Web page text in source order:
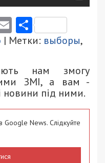
Email
| Метки: выборы,
нам змогу
ЗМІ, а вам -
новини під ними.
News. Слідкуйте